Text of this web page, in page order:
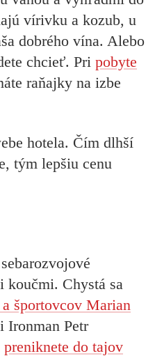
vírivku a kozub, u
dobrého vína. Alebo
chcieť. Pri pobyte
raňajky na izbe
hotela. Čím dlhší
tým lepšiu cenu
koučmi. Chystá sa
športovcov Marian
Ironman Petr
preniknete do tajov